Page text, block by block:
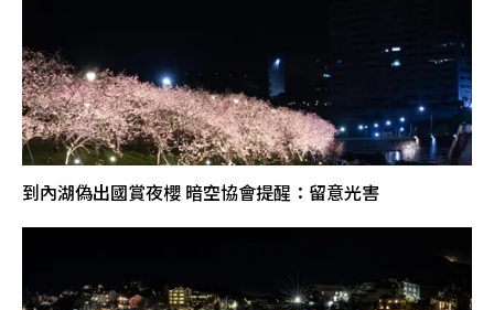
到內湖偽出國賞夜櫻 暗空協會提醒：留意光害